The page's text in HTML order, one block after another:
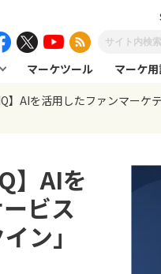
マーケツール マーケ
】AIを活用したファンマー
】AIを
ビス
ン」